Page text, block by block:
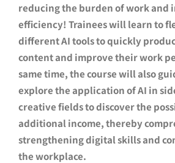
reducing the burden of work and
efficiency! Trainees will learn to
different AI tools to quickly
content and improve their work
same time, the course will also
explore the application of AI in
creative fields to discover the
additional income, thereby
strengthening digital skills and
the workplace.